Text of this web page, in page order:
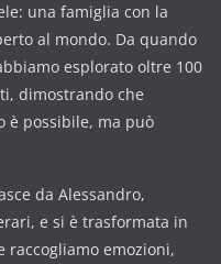
una famiglia con la
al mondo. Da quando
esplorato oltre 100
dimostrando che
è possibile, ma può
da Alessandro,
e si è trasformata in
raccogliamo emozioni,